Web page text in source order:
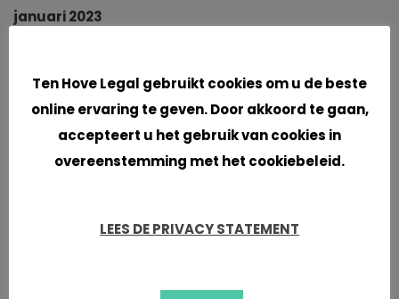
januari 2023
september 2022
augustus 2022
Ten Hove Legal gebruikt cookies om u de beste
online ervaring te geven. Door akkoord te gaan,
accepteert u het gebruik van cookies in
overeenstemming met het cookiebeleid.
LEES DE PRIVACY STATEMENT